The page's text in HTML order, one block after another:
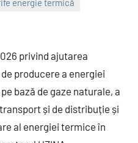
energie termică
privind ajutarea
producere a energiei
bază de gaze naturale, a
și de distribuție și
al energiei termice în